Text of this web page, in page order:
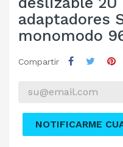
adaptadores
monomodo
Compartir
NOTIFICARME